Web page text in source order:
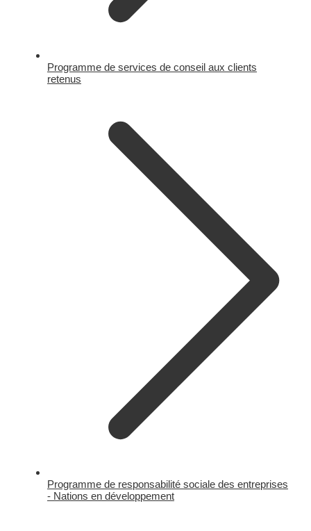
Programme de services de conseil aux clients
retenus
Programme de responsabilité sociale des entreprises
- Nations en développement